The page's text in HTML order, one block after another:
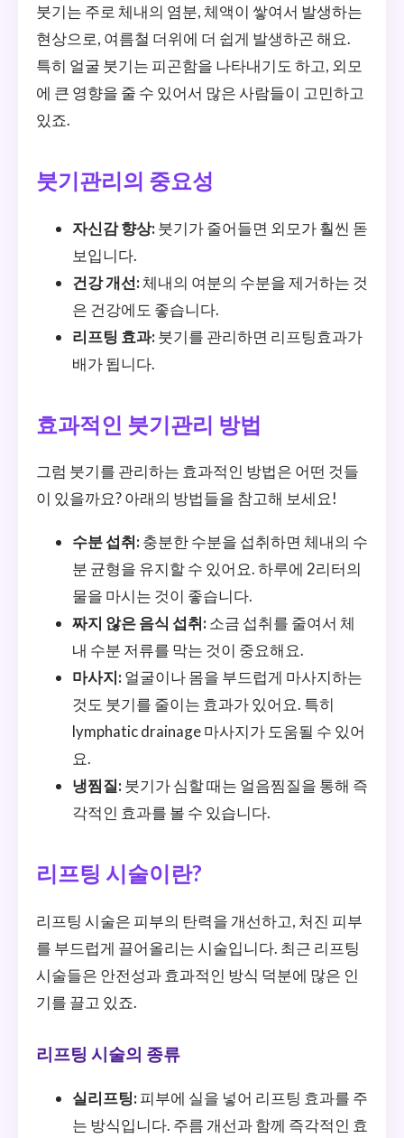
붓기는 주로 체내의 염분, 체액이 쌓여서 발생하는
현상으로, 여름철 더위에 더 쉽게 발생하곤 해요.
특히 얼굴 붓기는 피곤함을 나타내기도 하고, 외모
에 큰 영향을 줄 수 있어서 많은 사람들이 고민하고
있죠.
붓기관리의 중요성
자신감 향상: 붓기가 줄어들면 외모가 훨씬 돋
보입니다.
건강 개선: 체내의 여분의 수분을 제거하는 것
은 건강에도 좋습니다.
리프팅 효과: 붓기를 관리하면 리프팅효과가
배가 됩니다.
효과적인 붓기관리 방법
그럼 붓기를 관리하는 효과적인 방법은 어떤 것들
이 있을까요? 아래의 방법들을 참고해 보세요!
수분 섭취: 충분한 수분을 섭취하면 체내의 수
분 균형을 유지할 수 있어요. 하루에 2리터의
물을 마시는 것이 좋습니다.
짜지 않은 음식 섭취: 소금 섭취를 줄여서 체
내 수분 저류를 막는 것이 중요해요.
마사지: 얼굴이나 몸을 부드럽게 마사지하는
것도 붓기를 줄이는 효과가 있어요. 특히
lymphatic drainage 마사지가 도움될 수 있어
요.
냉찜질: 붓기가 심할 때는 얼음찜질을 통해 즉
각적인 효과를 볼 수 있습니다.
리프팅 시술이란?
리프팅 시술은 피부의 탄력을 개선하고, 처진 피부
를 부드럽게 끌어올리는 시술입니다. 최근 리프팅
시술들은 안전성과 효과적인 방식 덕분에 많은 인
기를 끌고 있죠.
리프팅 시술의 종류
실리프팅: 피부에 실을 넣어 리프팅 효과를 주
는 방식입니다. 주름 개선과 함께 즉각적인 효